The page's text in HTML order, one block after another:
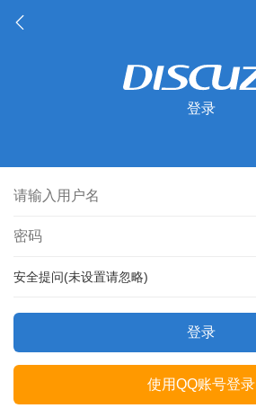
登录
安全提问(未设置请忽略)
登录
使用QQ账号登录